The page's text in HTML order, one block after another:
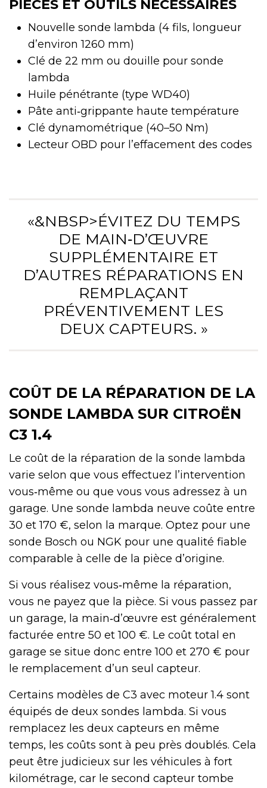
PIÈCES ET OUTILS NÉCESSAIRES
Nouvelle sonde lambda (4 fils, longueur
d’environ 1260 mm)
Clé de 22 mm ou douille pour sonde
lambda
Huile pénétrante (type WD40)
Pâte anti‑grippante haute température
Clé dynamométrique (40–50 Nm)
Lecteur OBD pour l’effacement des codes
«&NBSP>ÉVITEZ DU TEMPS
DE MAIN‑D’ŒUVRE
SUPPLÉMENTAIRE ET
D’AUTRES RÉPARATIONS EN
REMPLAÇANT
PRÉVENTIVEMENT LES
DEUX CAPTEURS. »
COÛT DE LA RÉPARATION DE LA
SONDE LAMBDA SUR CITROËN
C3 1.4
Le coût de la réparation de la sonde lambda
varie selon que vous effectuez l’intervention
vous‑même ou que vous vous adressez à un
garage. Une sonde lambda neuve coûte entre
30 et 170 €, selon la marque. Optez pour une
sonde Bosch ou NGK pour une qualité fiable
comparable à celle de la pièce d’origine.
Si vous réalisez vous‑même la réparation,
vous ne payez que la pièce. Si vous passez par
un garage, la main‑d’œuvre est généralement
facturée entre 50 et 100 €. Le coût total en
garage se situe donc entre 100 et 270 € pour
le remplacement d’un seul capteur.
Certains modèles de C3 avec moteur 1.4 sont
équipés de deux sondes lambda. Si vous
remplacez les deux capteurs en même
temps, les coûts sont à peu près doublés. Cela
peut être judicieux sur les véhicules à fort
kilométrage, car le second capteur tombe